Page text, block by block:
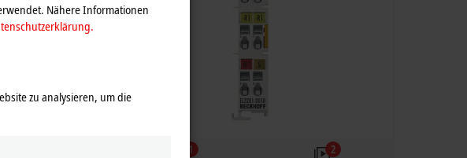
1 2
Nähere Informationen
zu analysieren, um die